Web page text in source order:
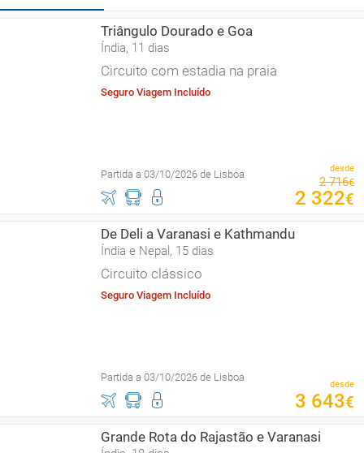
Triângulo Dourado e Goa
Índia, 11 dias
Circuito com estadia na praia
Seguro Viagem Incluído
Partida a 03/10/2026 de Lisboa desde
2 716€
2 322€
De Deli a Varanasi e Kathmandu
Índia e Nepal, 15 dias
Circuito clássico
Seguro Viagem Incluído
Partida a 03/10/2026 de Lisboa
desde
3 643€
Grande Rota do Rajastão e Varanasi